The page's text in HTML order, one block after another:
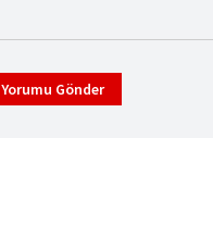
Yorumu Gönder